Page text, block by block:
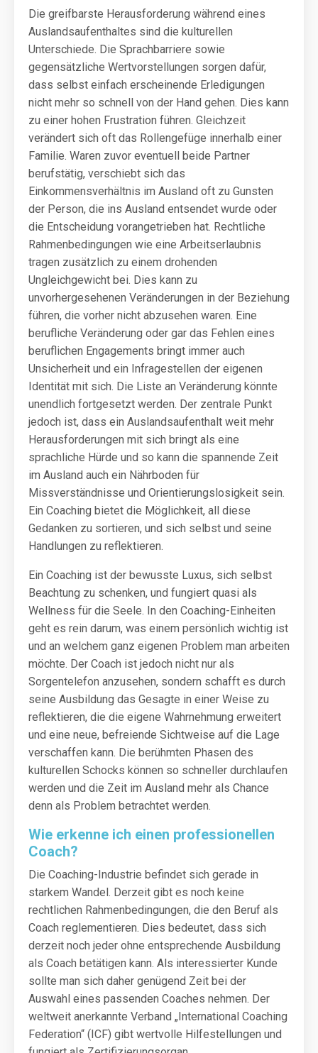
Die greifbarste Herausforderung während eines
Auslandsaufenthaltes sind die kulturellen
Unterschiede. Die Sprachbarriere sowie
gegensätzliche Wertvorstellungen sorgen dafür,
dass selbst einfach erscheinende Erledigungen
nicht mehr so schnell von der Hand gehen. Dies kann
zu einer hohen Frustration führen. Gleichzeit
verändert sich oft das Rollengefüge innerhalb einer
Familie. Waren zuvor eventuell beide Partner
berufstätig, verschiebt sich das
Einkommensverhältnis im Ausland oft zu Gunsten
der Person, die ins Ausland entsendet wurde oder
die Entscheidung vorangetrieben hat. Rechtliche
Rahmenbedingungen wie eine Arbeitserlaubnis
tragen zusätzlich zu einem drohenden
Ungleichgewicht bei. Dies kann zu
unvorhergesehenen Veränderungen in der Beziehung
führen, die vorher nicht abzusehen waren. Eine
berufliche Veränderung oder gar das Fehlen eines
beruflichen Engagements bringt immer auch
Unsicherheit und ein Infragestellen der eigenen
Identität mit sich. Die Liste an Veränderung könnte
unendlich fortgesetzt werden. Der zentrale Punkt
jedoch ist, dass ein Auslandsaufenthalt weit mehr
Herausforderungen mit sich bringt als eine
sprachliche Hürde und so kann die spannende Zeit
im Ausland auch ein Nährboden für
Missverständnisse und Orientierungslosigkeit sein.
Ein Coaching bietet die Möglichkeit, all diese
Gedanken zu sortieren, und sich selbst und seine
Handlungen zu reflektieren.
Ein Coaching ist der bewusste Luxus, sich selbst
Beachtung zu schenken, und fungiert quasi als
Wellness für die Seele. In den Coaching-Einheiten
geht es rein darum, was einem persönlich wichtig ist
und an welchem ganz eigenen Problem man arbeiten
möchte. Der Coach ist jedoch nicht nur als
Sorgentelefon anzusehen, sondern schafft es durch
seine Ausbildung das Gesagte in einer Weise zu
reflektieren, die die eigene Wahrnehmung erweitert
und eine neue, befreiende Sichtweise auf die Lage
verschaffen kann. Die berühmten Phasen des
kulturellen Schocks können so schneller durchlaufen
werden und die Zeit im Ausland mehr als Chance
denn als Problem betrachtet werden.
Wie erkenne ich einen professionellen
Coach?
Die Coaching-Industrie befindet sich gerade in
starkem Wandel. Derzeit gibt es noch keine
rechtlichen Rahmenbedingungen, die den Beruf als
Coach reglementieren. Dies bedeutet, dass sich
derzeit noch jeder ohne entsprechende Ausbildung
als Coach betätigen kann. Als interessierter Kunde
sollte man sich daher genügend Zeit bei der
Auswahl eines passenden Coaches nehmen. Der
weltweit anerkannte Verband „International Coaching
Federation“ (ICF) gibt wertvolle Hilfestellungen und